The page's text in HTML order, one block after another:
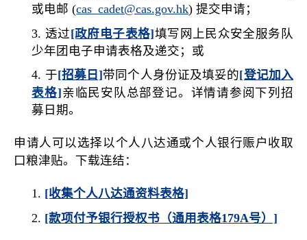
或电邮 (cas_cadet@cas.gov.hk) 提交申请；
透过[政府电子表格]填写网上民众安全服务队
少年团电子申请表格及递交；或
于[招募日]带同个人身份证及填妥的[登记加入
表格]亲临民安队总部登记。详情请参阅下列招
募日期。
申请人可以选择以个人八达通或个人银行赈户收取
口粮津贴。下载连结：
[收集个人八达通资料表格]
[款项付予银行授权书（通用表格179A号）]